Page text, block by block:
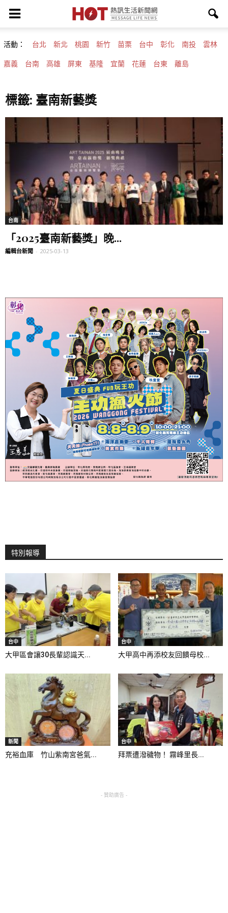
活動： 台北 新北 桃園 新竹 苗栗 台中 彰化 南投 雲林
嘉義 台南 高雄 屏東 基隆 宜蘭 花蓮 台東 離島
標籤: 臺南新藝獎
台南
「2025臺南新藝獎」晚...
編輯台新聞 - 2025-03-13
特別報導
台中
大甲區會讓30長輩認識天...
台中
大甲高中再添校友回饋母校...
新聞
充裕血庫 竹山紫南宮爸氣...
台中
拜票遭潑穢物！ 霧峰里長...
- 贊助廣告 -